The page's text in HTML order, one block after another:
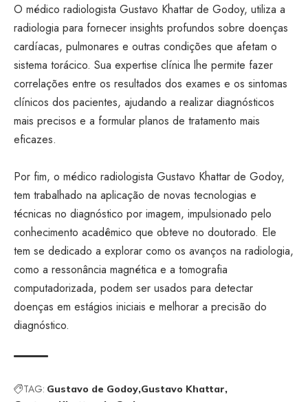
O médico radiologista Gustavo Khattar de Godoy, utiliza a
radiologia para fornecer insights profundos sobre doenças
cardíacas, pulmonares e outras condições que afetam o
sistema torácico. Sua expertise clínica lhe permite fazer
correlações entre os resultados dos exames e os sintomas
clínicos dos pacientes, ajudando a realizar diagnósticos
mais precisos e a formular planos de tratamento mais
eficazes.
Por fim, o médico radiologista Gustavo Khattar de Godoy,
tem trabalhado na aplicação de novas tecnologias e
técnicas no diagnóstico por imagem, impulsionado pelo
conhecimento acadêmico que obteve no doutorado. Ele
tem se dedicado a explorar como os avanços na radiologia,
como a ressonância magnética e a tomografia
computadorizada, podem ser usados para detectar
doenças em estágios iniciais e melhorar a precisão do
diagnóstico.
TAG: Gustavo de Godoy Gustavo Khattar